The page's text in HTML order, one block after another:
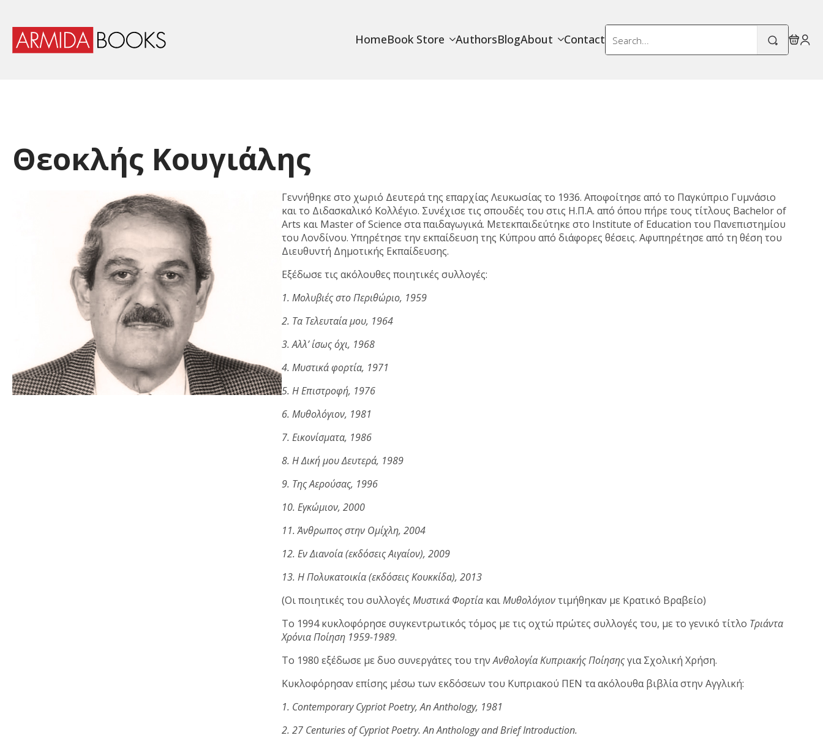
HomeBook Store AuthorsBlogAbout Contact
Search
for:
Θεοκλής Κουγιάλης
Γεννήθηκε στο χωριό Δευτερά της επαρχίας Λευκωσίας το 1936. Αποφοίτησε από το Παγκύπριο Γυμνάσιο
και το Διδασκαλικό Κολλέγιο. Συνέχισε τις σπουδές του στις Η.Π.Α. από όπου πήρε τους τίτλους Bachelor of
Arts και Master of Science στα παιδαγωγικά. Μετεκπαιδεύτηκε στο Institute of Education του Πανεπιστημίου
του Λονδίνου. Υπηρέτησε την εκπαίδευση της Κύπρου από διάφορες θέσεις. Αφυπηρέτησε από τη θέση του
Διευθυντή Δημοτικής Εκπαίδευσης.
Εξέδωσε τις ακόλουθες ποιητικές συλλογές:
1. Μολυβιές στο Περιθώριο, 1959
2. Τα Τελευταία μου, 1964
3. Αλλ’ ίσως όχι, 1968
4. Μυστικά φορτία, 1971
5. Η Επιστροφή, 1976
6. Μυθολόγιον, 1981
7. Εικονίσματα, 1986
8. Η Δική μου Δευτερά, 1989
9. Της Αερούσας, 1996
10. Εγκώμιον, 2000
11. Άνθρωπος στην Ομίχλη, 2004
12. Εν Διανοία (εκδόσεις Αιγαίον), 2009
13. Η Πολυκατοικία (εκδόσεις Κουκκίδα), 2013
(Οι ποιητικές του συλλογέςΜυστικά Φορτία καιΜυθολόγιοντιμήθηκαν με Κρατικό Βραβείο)
Το 1994 κυκλοφόρησε συγκεντρωτικός τόμος με τις οχτώ πρώτες συλλογές του, με το γενικό τίτλο Τριάντα
Χρόνια Ποίηση 1959-1989.
Το 1980 εξέδωσε με δυο συνεργάτες του τηνΑνθολογία Κυπριακής Ποίησηςγια Σχολική Χρήση.
Κυκλοφόρησαν επίσης μέσω των εκδόσεων του Κυπριακού ΠΕΝ τα ακόλουθα βιβλία στην Αγγλική:
1. Contemporary Cypriot Poetry, An Anthology, 1981
2. 27 Centuries of Cypriot Poetry. An Anthology and Brief Introduction.